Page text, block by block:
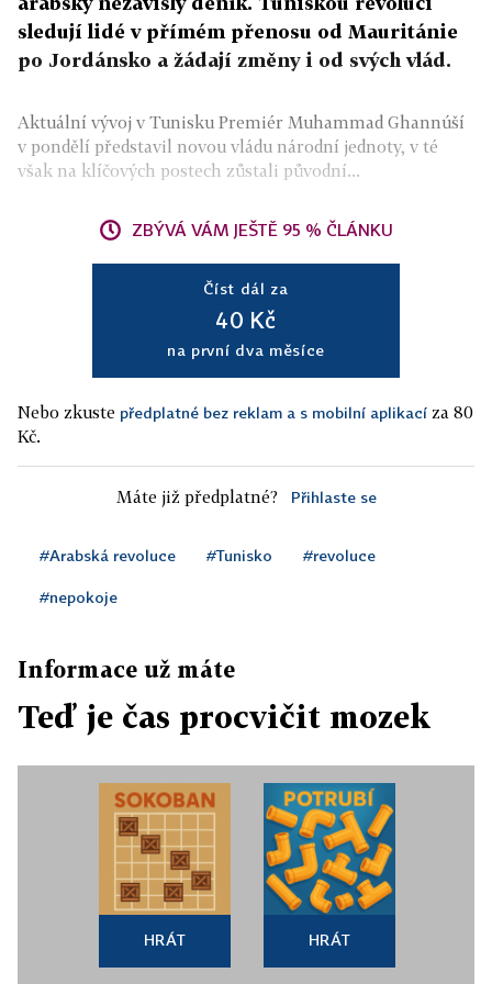
sledují lidé v přímém přenosu od Mauritánie
po Jordánsko a žádají změny i od svých vlád.
Aktuální vývoj v Tunisku Premiér Muhammad Ghannúší
v pondělí představil novou vládu národní jednoty, v té
však na klíčových postech zůstali původní...
ZBÝVÁ VÁM JEŠTĚ 95 % ČLÁNKU
Číst dál za
40 Kč
na první dva měsíce
Nebo zkuste předplatné bez reklam a s mobilní aplikací za 80
Kč.
Máte již předplatné? Přihlaste se
#Arabská revoluce #Tunisko #revoluce
#nepokoje
Informace už máte
Teď je čas procvičit mozek
HRÁT HRÁT